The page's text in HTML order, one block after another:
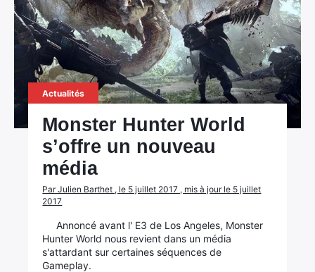
Actualités
Monster Hunter World
s’offre un nouveau
média
Par Julien Barthet , le 5 juillet 2017 , mis à jour le 5 juillet
2017
Annoncé avant l' E3 de Los Angeles, Monster
Hunter World nous revient dans un média
s'attardant sur certaines séquences de
Gameplay.